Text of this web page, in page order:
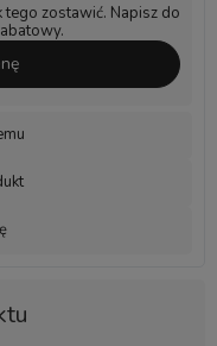
tego zostawić. Napisz do